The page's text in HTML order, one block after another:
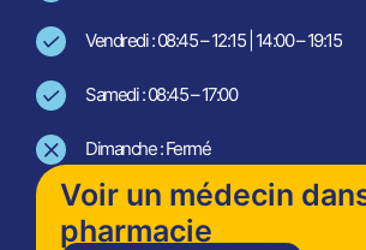
Vendredi : 08:45 – 12:15 | 14:00 – 19:15
Samedi : 08:45 – 17:00
Dimanche : Fermé
Voir un médecin
pharmacie